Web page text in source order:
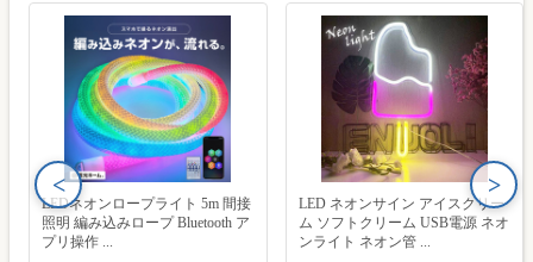
LEDネオンロープライト 5m 間接
照明 編み込みロープ Bluetooth ア
プリ操作 ...
LED ネオンサイン アイスクリー
ム ソフトクリーム USB電源 ネオ
ンライト ネオン管 ...
< >